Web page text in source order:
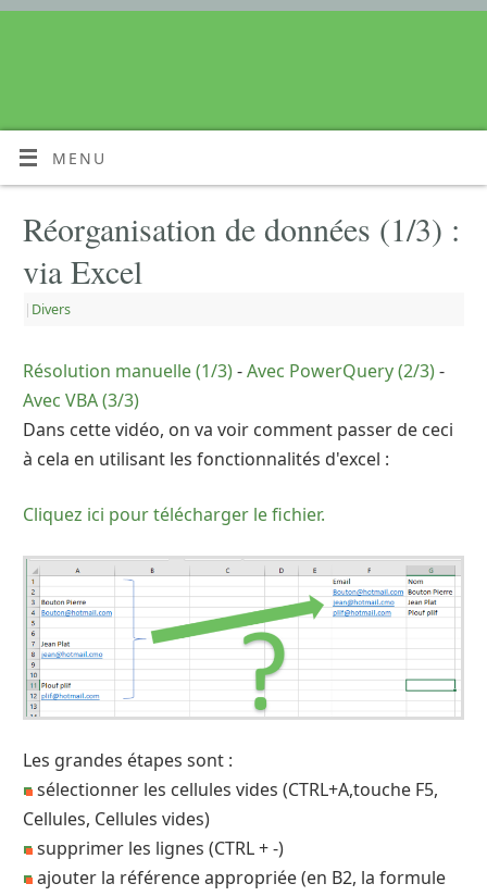
MENU
Réorganisation de données (1/3) :
via Excel
| Divers
Résolution manuelle (1/3)-Avec PowerQuery (2/3)-
Avec VBA (3/3)
Dans cette vidéo, on va voir comment passer de ceci
à cela en utilisant les fonctionnalités d'excel :
Cliquez ici pour télécharger le fichier.
Les grandes étapes sont :
sélectionner les cellules vides (CTRL+A,touche F5,
Cellules, Cellules vides)
supprimer les lignes (CTRL + -)
ajouter la référence appropriée (en B2, la formule